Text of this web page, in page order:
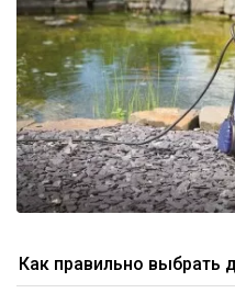
Как правильно выбрать